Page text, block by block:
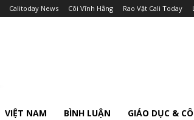
Calitoday News Cõi Vĩnh Hằng Rao Vặt Cali Today
VIỆT NAM BÌNH LUẬN GIÁO DỤC &